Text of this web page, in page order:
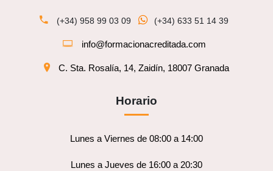
(+34) 958 99 03 09 (+34) 633 51 14 39
info@formacionacreditada.com
C. Sta. Rosalía, 14, Zaidín, 18007 Granada
Horario
Lunes a Viernes de 08:00 a 14:00
Lunes a Jueves de 16:00 a 20:30